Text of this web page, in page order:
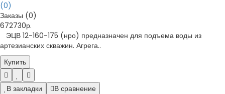
(0)
Заказы (0)
672730р.
ЭЦВ 12-160-175 (нро) предназначен для подъема воды из
артезианских скважин. Агрега..
Купить
В закладки В сравнение